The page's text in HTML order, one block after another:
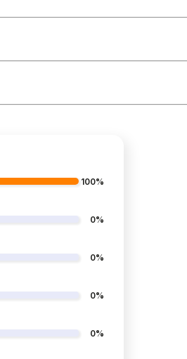
100%
0%
0%
0%
0%